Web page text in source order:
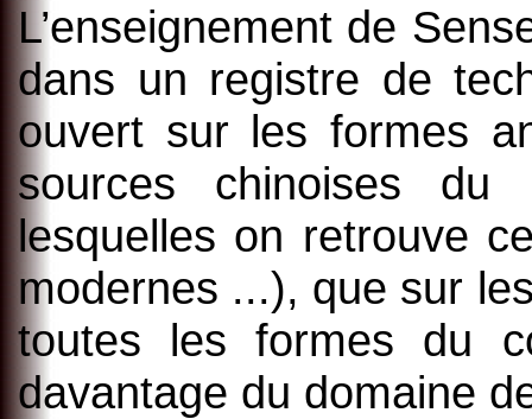
L’enseignement de
dans un registre de
ouvert sur les formes
sources chinoises du
lesquelles on retrouve
modernes ...), que sur
toutes les formes du
davantage du domaine